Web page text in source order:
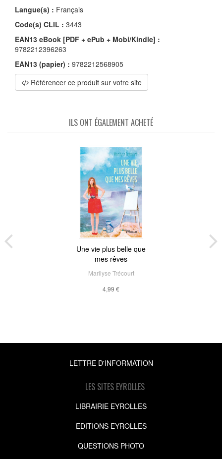
Langue(s) : Français
Code(s) CLIL : 3443
EAN13 eBook [PDF + ePub + Mobi/Kindle] :
9782212396263
EAN13 (papier) : 9782212568905
Référencer ce produit sur votre site
ILS ONT ÉGALEMENT ACHETÉ
Une vie plus belle que
mes rêves
Marilyse Trécourt
4,99 €
LETTRE D'INFORMATION
LES SITES EYROLLES
LIBRAIRIE EYROLLES
EDITIONS EYROLLES
QUESTIONS PHOTO